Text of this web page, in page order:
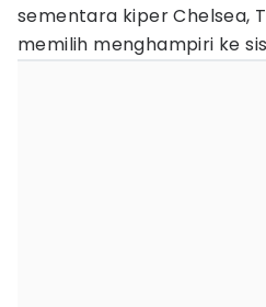
sementara kiper Chelsea,
memilih menghampiri ke